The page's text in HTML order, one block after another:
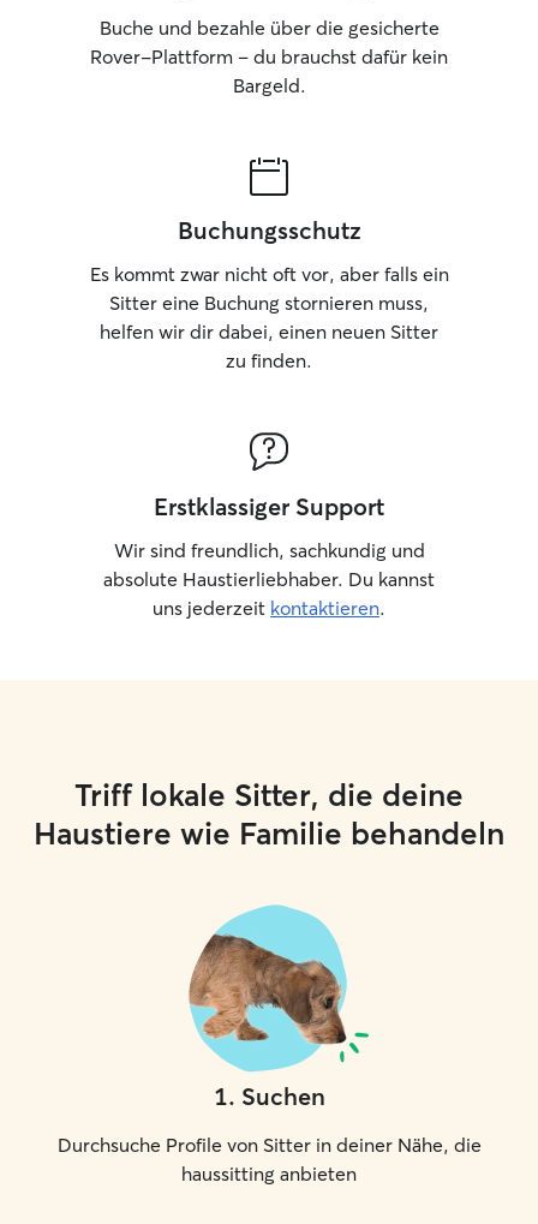
Buche und bezahle über die gesicherte
Rover-Plattform – du brauchst dafür kein
Bargeld.
Buchungsschutz
Es kommt zwar nicht oft vor, aber falls ein
Sitter eine Buchung stornieren muss,
helfen wir dir dabei, einen neuen Sitter
zu finden.
Erstklassiger Support
Wir sind freundlich, sachkundig und
absolute Haustierliebhaber. Du kannst
uns jederzeit kontaktieren.
Triff lokale Sitter, die deine
Haustiere wie Familie behandeln
1. Suchen
Durchsuche Profile von Sitter in deiner Nähe, die
haussitting anbieten